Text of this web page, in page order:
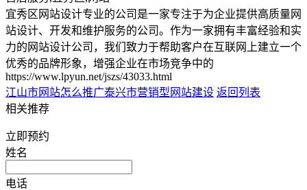
宜秀区网站设计专业的公司是一家专注于为企业提供高质量网
站设计、开发和维护服务的公司。作为一家拥有丰富经验和实
力的网站设计公司，我们致力于帮助客户在互联网上建立一个
优秀的品牌形象，增强企业在市场竞争中的
https://www.lpyun.net/jszs/43033.html
江山市网站怎么推广泰兴市营销型网站建设 返回列表
相关推荐
立即预约
姓名
电话